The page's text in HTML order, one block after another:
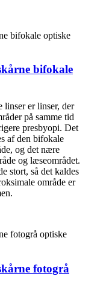
bifokale
er linser, der
på samme tid
presbyopi. Det
af den bifokale
og det nære
og læseområdet.
stort, så det kaldes
område er
fotogrå